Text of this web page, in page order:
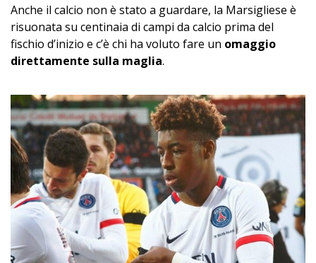
Anche il calcio non è stato a guardare, la Marsigliese è
risuonata su centinaia di campi da calcio prima del
fischio d’inizio e c’è chi ha voluto fare un omaggio
direttamente sulla maglia.